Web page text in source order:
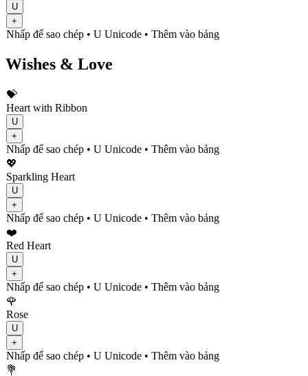
U
+
Nhấp để sao chép • U Unicode • Thêm vào bảng
Wishes & Love
💝
Heart with Ribbon
U
+
Nhấp để sao chép • U Unicode • Thêm vào bảng
💖
Sparkling Heart
U
+
Nhấp để sao chép • U Unicode • Thêm vào bảng
❤️
Red Heart
U
+
Nhấp để sao chép • U Unicode • Thêm vào bảng
🌹
Rose
U
+
Nhấp để sao chép • U Unicode • Thêm vào bảng
💐